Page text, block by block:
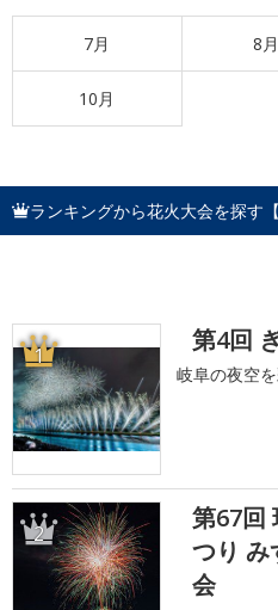
7月 8月
10月
ランキングから花火大会を探す
1 第4回
岐阜の夜空
2
第67回
つり み
会